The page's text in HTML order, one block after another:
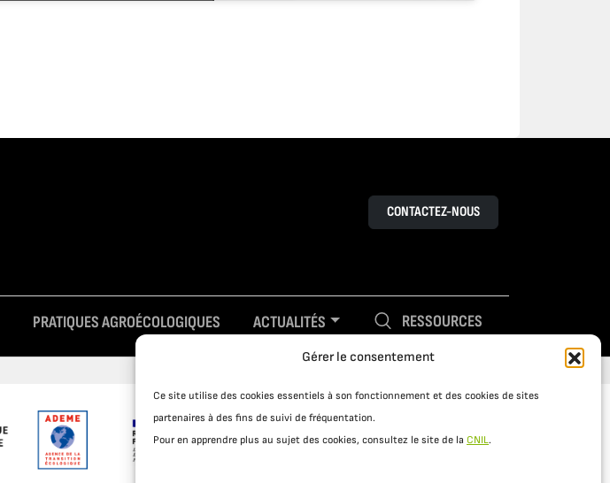
Gérer le consentement
Ce site utilise des cookies essentiels à son fonctionnement et des cookies de sites
partenaires à des fins de suivi de fréquentation.
Pour en apprendre plus au sujet des cookies, consultez le site de la CNIL.
CONTACTEZ-NOUS
PRATIQUES AGROÉCOLOGIQUES ACTUALITÉS RESSOURCES